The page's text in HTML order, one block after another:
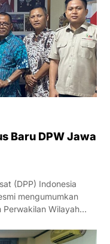
Baru DPW Jawa
(DPP) Indonesia
mengumumkan
Perwakilan Wilayah…